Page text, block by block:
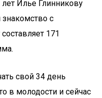
лет Илье Глинникову
знакомство с
171
свой 34 день
в молодости и сейчас